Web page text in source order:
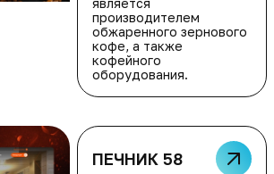
является
производителем
обжаренного зернового
кофе, а также
кофейного
оборудования.
ПЕЧНИК 58